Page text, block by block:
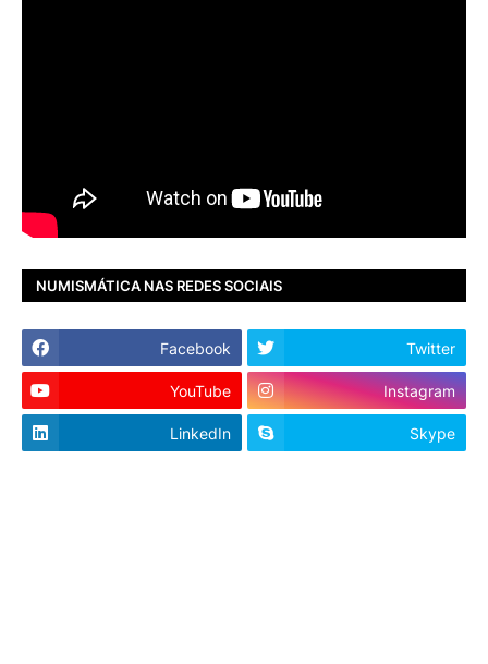
NUMISMÁTICA NAS REDES SOCIAIS
Facebook Twitter
YouTube Instagram
LinkedIn Skype